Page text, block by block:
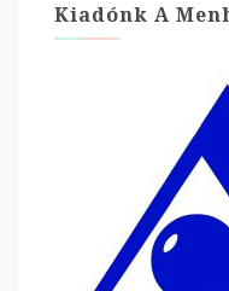
Kiadónk A